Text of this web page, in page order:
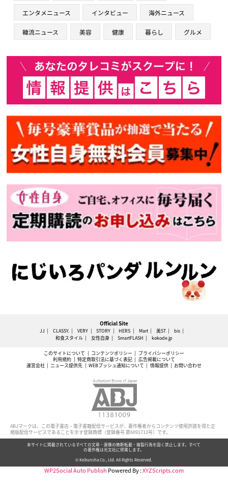
エンタメニュース インタビュー 海外ニュース
韓流ニュース 美容 健康 暮らし グルメ
Official Site
JJ CLASSY. VERY STORY HERS Mart 美ST
bis
和食スタイル
女性自身 SmartFLASH kokode.jp
このサイトについて コンテンツポリシー
プライバシーポリシー
利用規約
特定商取引法に基づく表記
広告掲載について
運営会社
ニュース提供先 WEBプッシュ通知について 情報提供 お問い合わせ
ABJマークは、この電子書店・電子書籍配信サービスが、著作権者からコンテンツ使用許諾を得た正
規版配信サービスであることを示す登録商標（登録番号 第6091713号）です。
本サイトに掲載されているすべての文章・画像の無断転載・複製行為を固く禁止します。すべて
の著作権は光文社に帰属します。
© Kobunsha Co., Ltd. All Rights Reserved.
WP2Social Auto Publish Powered By :XYZScripts.com